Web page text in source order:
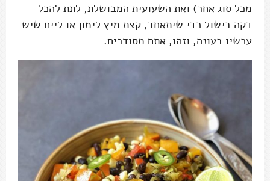
מכל סוג אחר) ואת השעועית המבושלת, לתת להכל
דקה בישול כדי שיתאחד, קצת מיץ לימון או ליים שיש
עכשיו בעונה, וזהו, אתם מסודרים.